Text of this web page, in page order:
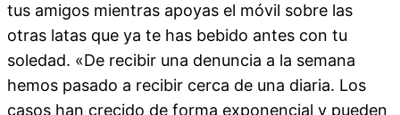
tus amigos mientras apoyas el móvil sobre las
otras latas que ya te has bebido antes con tu
soledad. «De recibir una denuncia a la semana
hemos pasado a recibir cerca de una diaria. Los
casos han crecido de forma exponencial y pueden